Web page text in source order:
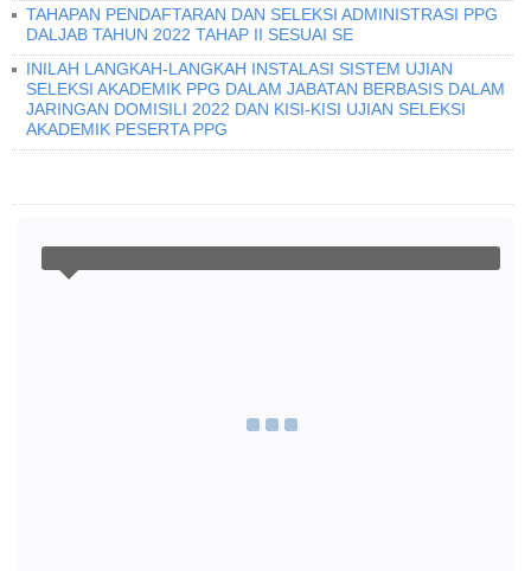
TAHAPAN PENDAFTARAN DAN SELEKSI ADMINISTRASI PPG
DALJAB TAHUN 2022 TAHAP II SESUAI SE
INILAH LANGKAH-LANGKAH INSTALASI SISTEM UJIAN
SELEKSI AKADEMIK PPG DALAM JABATAN BERBASIS DALAM
JARINGAN DOMISILI 2022 DAN KISI-KISI UJIAN SELEKSI
AKADEMIK PESERTA PPG